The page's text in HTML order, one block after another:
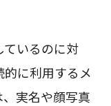
いるのに対
に利用するメ
実名や顔写真